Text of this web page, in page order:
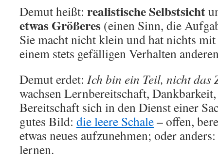
Demut heißt: realistische Selbstsicht
etwas Größeres (einen Sinn, die
Sie macht nicht klein und hat nichts
einem stets gefälligen Verhalten
Demut erdet: Ich bin ein Teil, nicht das
wachsen Lernbereitschaft,
Bereitschaft sich in den Dienst einer
gutes Bild: die leere Schale– offen,
etwas neues aufzunehmen; oder
lernen.